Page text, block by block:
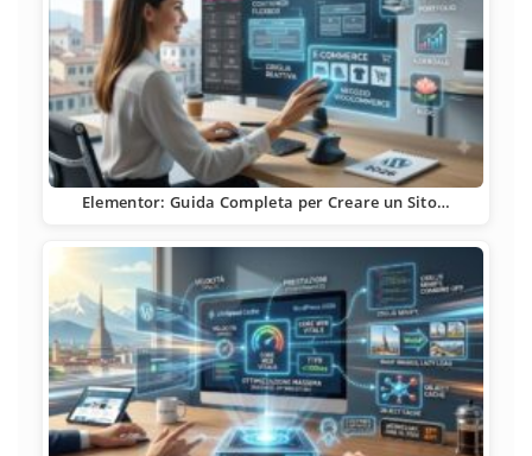
Elementor: Guida Completa per Creare un Sito…